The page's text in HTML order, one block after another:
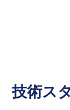
技術ス